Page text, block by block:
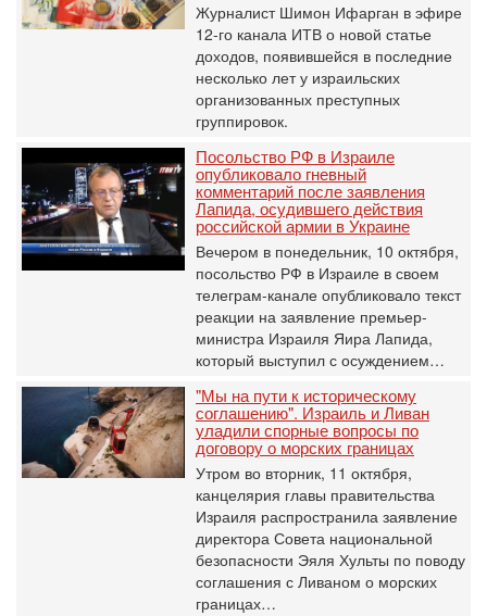
Журналист Шимон Ифарган в эфире
12-го канала ИТВ о новой статье
доходов, появившейся в последние
несколько лет у израильских
организованных преступных
группировок.
Посольство РФ в Израиле
опубликовало гневный
комментарий после заявления
Лапида, осудившего действия
российской армии в Украине
Вечером в понедельник, 10 октября,
посольство РФ в Израиле в своем
телеграм-канале опубликовало текст
реакции на заявление премьер-
министра Израиля Яира Лапида,
который выступил с осуждением…
"Мы на пути к историческому
соглашению". Израиль и Ливан
уладили спорные вопросы по
договору о морских границах
Утром во вторник, 11 октября,
канцелярия главы правительства
Израиля распространила заявление
директора Совета национальной
безопасности Эяля Хульты по поводу
соглашения с Ливаном о морских
границах…